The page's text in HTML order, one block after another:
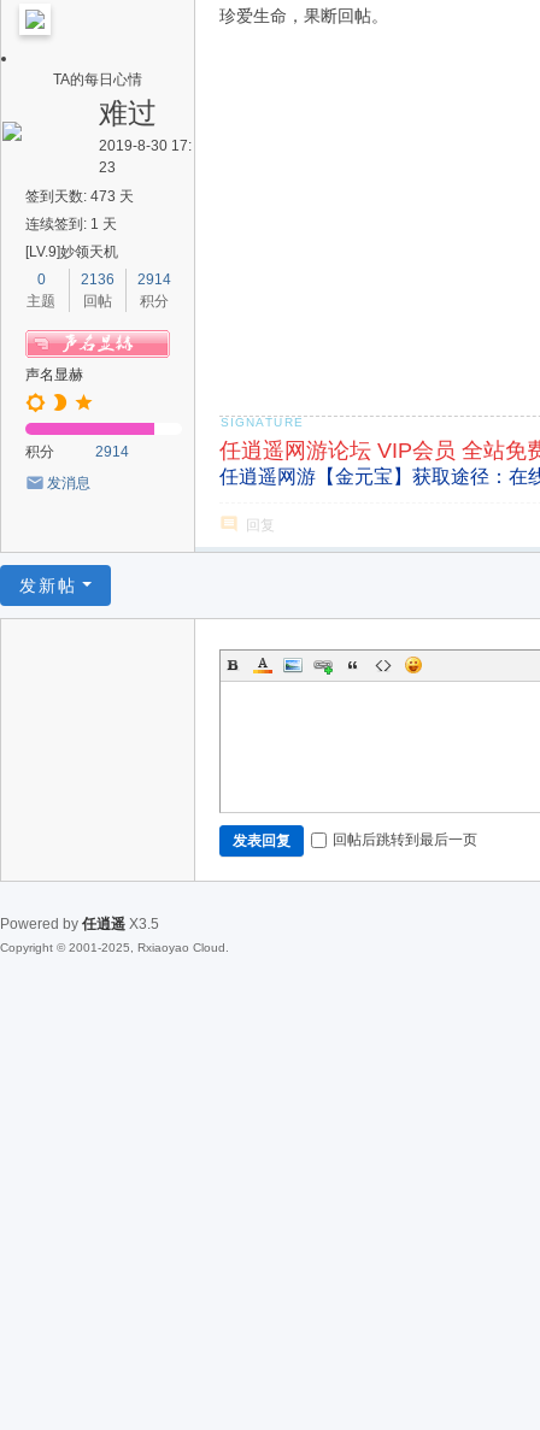
TA的每日心情
难过
2019-8-30 17:
23
签到天数: 473 天
连续签到: 1 天
[LV.9]妙领天机
0
主题
2136
回帖
2914
积分
声名显赫
积分
2914
发消息
珍爱生命，果断回帖。
任逍遥网游论坛 VIP会员 全站免
任逍遥网游【金元宝】获取途径：在
回复
发新帖
发表回复 回帖后跳转到最后一页
Powered by 任逍遥 X3.5
Copyright © 2001-2025, Rxiaoyao Cloud.